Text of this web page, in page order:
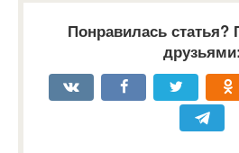
Понравилась статья?
друзьями: